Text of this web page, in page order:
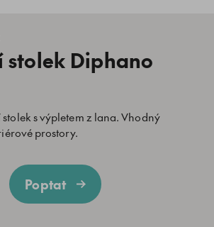
Diphano
s výpletem z lana. Vhodný
prostory.
Poptat